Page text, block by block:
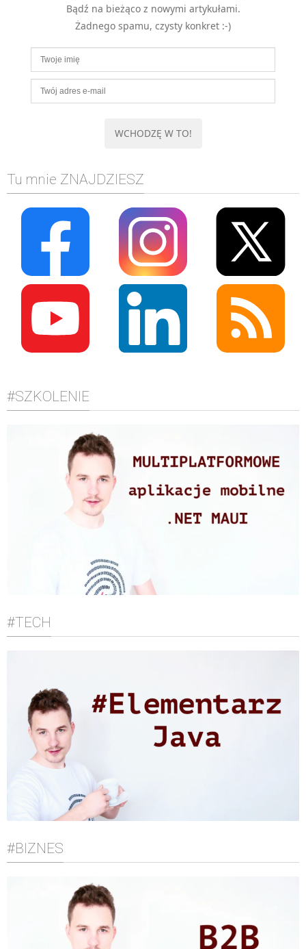
Git
BAZY
SQL
MySQL
EXCEL
PO GODZINACH
Bądź na bieżąco z nowymi artykułami.
Żadnego spamu, czysty konkret :-)
Tu mnie ZNAJDZIESZ
#SZKOLENIE
#TECH
#BIZNES